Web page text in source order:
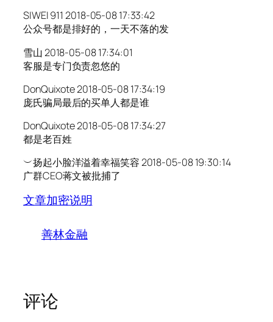
SIWEI 911 2018-05-08 17:33:42
公众号都是排好的，一天不落的发
雪山 2018-05-08 17:34:01
客服是专门负责忽悠的
DonQuixote 2018-05-08 17:34:19
庞氏骗局最后的买单人都是谁
DonQuixote 2018-05-08 17:34:27
都是老百姓
︶扬起小脸洋溢着幸福笑容 2018-05-08 19:30:14
广群CEO蒋文被批捕了
文章加密说明
善林金融
评论